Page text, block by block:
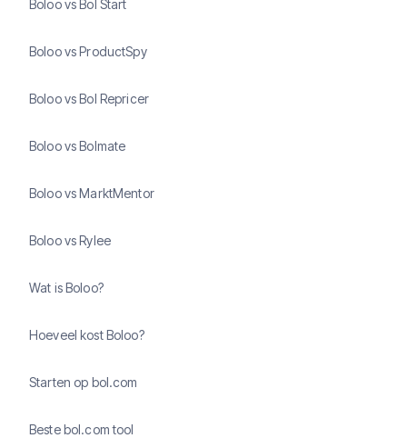
Boloo vs Bol Start
Boloo vs ProductSpy
Boloo vs Bol Repricer
Boloo vs Bolmate
Boloo vs MarktMentor
Boloo vs Rylee
Wat is Boloo?
Hoeveel kost Boloo?
Starten op bol.com
Beste bol.com tool